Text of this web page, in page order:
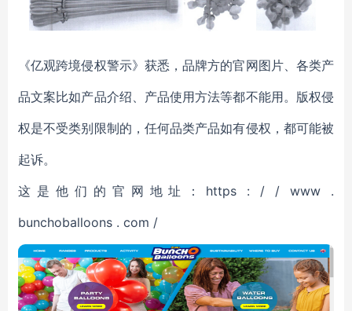
《亿观跨境侵权警示》获悉，品牌方的官网图片、各类产
品文案比如产品介绍、 产品使用方法等都不能用。 版权侵
权是不受类别限制的，任何品类产品如有侵权， 都可能被
起诉。
这是他们的官网地址：https : / / www .
bunchoballoons . com /